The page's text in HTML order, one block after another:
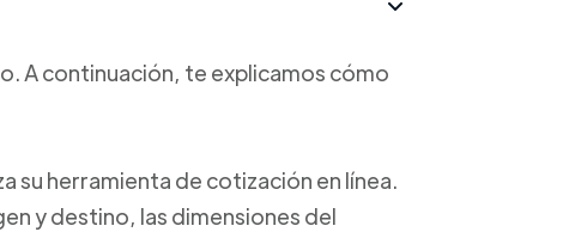
A continuación, te explicamos cómo
su herramienta de cotización en línea.
y destino, las dimensiones del